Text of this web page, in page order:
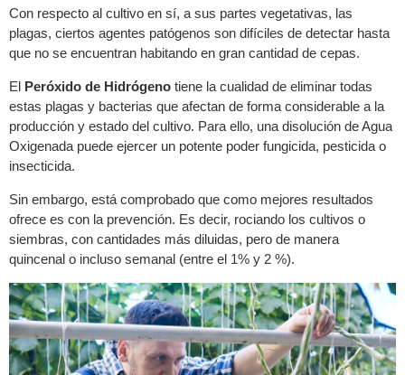
Con respecto al cultivo en sí, a sus partes vegetativas, las
plagas, ciertos agentes patógenos son difíciles de detectar hasta
que no se encuentran habitando en gran cantidad de cepas.
El Peróxido de Hidrógeno tiene la cualidad de eliminar todas
estas plagas y bacterias que afectan de forma considerable a la
producción y estado del cultivo. Para ello, una disolución de Agua
Oxigenada puede ejercer un potente poder fungicida, pesticida o
insecticida.
Sin embargo, está comprobado que como mejores resultados
ofrece es con la prevención. Es decir, rociando los cultivos o
siembras, con cantidades más diluidas, pero de manera
quincenal o incluso semanal (entre el 1% y 2 %).